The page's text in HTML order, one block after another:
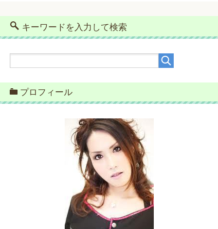
キーワードを入力して検索
プロフィール